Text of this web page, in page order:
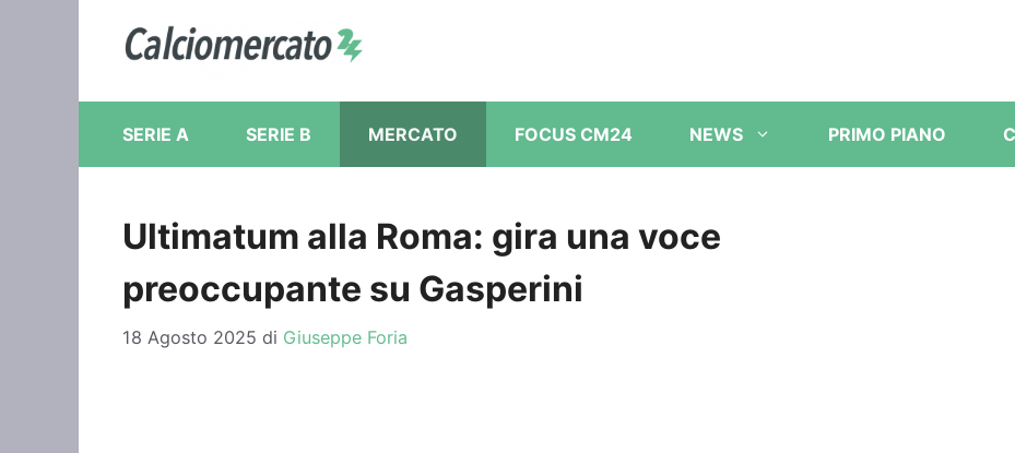
contenuto
SERIE A SERIE B MERCATO FOCUS CM24 NEWS PRIMO PIANO
Ultimatum alla Roma: gira una voce
preoccupante su Gasperini
18 Agosto 2025 di Giuseppe Foria